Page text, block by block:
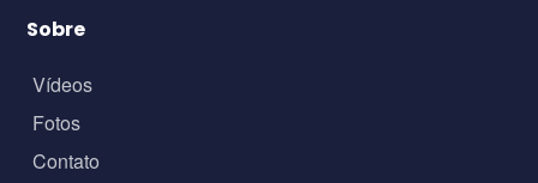
Sobre
Vídeos
Fotos
Contato